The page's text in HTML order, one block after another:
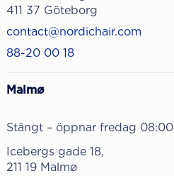
411 37 Göteborg
contact@nordichair.com
88-20 00 18
Malmø
Stängt – öppnar fredag 08:00
Icebergs gade 18,
211 19 Malmø